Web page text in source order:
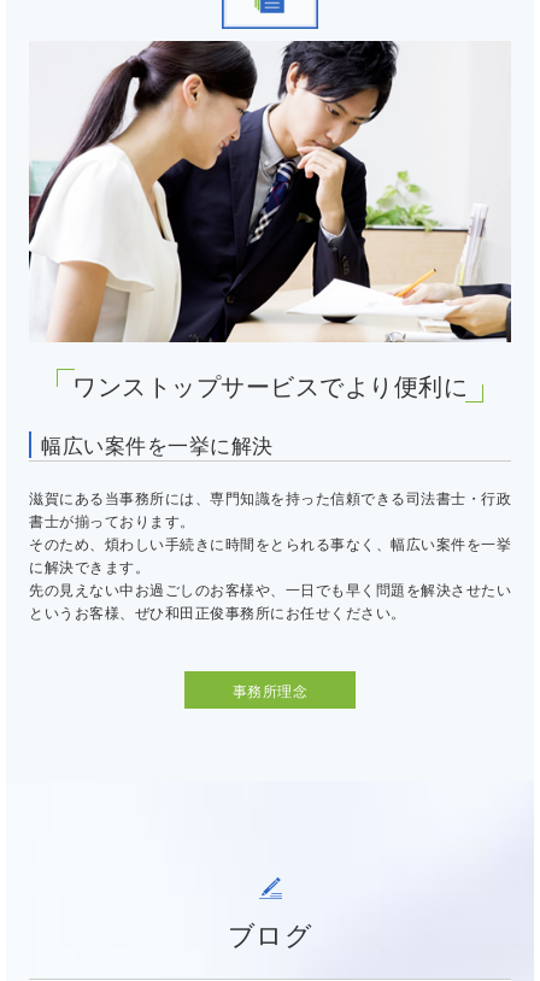
ワンストップサービスでより便利に
幅広い案件を一挙に解決
滋賀にある当事務所には、専門知識を持った信頼できる司法書士・行政
書士が揃っております。
そのため、煩わしい手続きに時間をとられる事なく、幅広い案件を一挙
に解決できます。
先の見えない中お過ごしのお客様や、一日でも早く問題を解決させたい
というお客様、ぜひ和田正俊事務所にお任せください。
事務所理念
ブログ